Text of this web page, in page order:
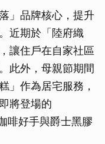
」品牌核心，提升
近期於「陸府織
讓住戶在自家社區
此外，母親節期間
」作為居宅服務，
將登場的
啡好手與爵士黑膠